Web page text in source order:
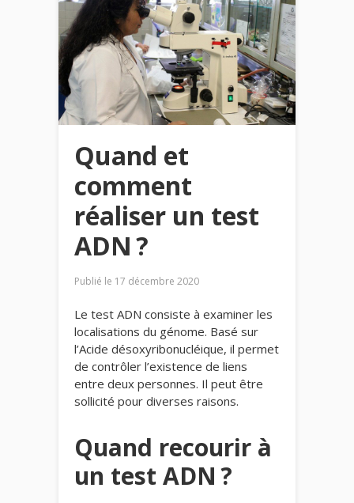
Quand et
comment
réaliser un test
ADN ?
Publié le 17 décembre 2020
Le test ADN consiste à examiner les
localisations du génome. Basé sur
l’Acide désoxyribonucléique, il permet
de contrôler l’existence de liens
entre deux personnes. Il peut être
sollicité pour diverses raisons.
Quand recourir à
un test ADN ?